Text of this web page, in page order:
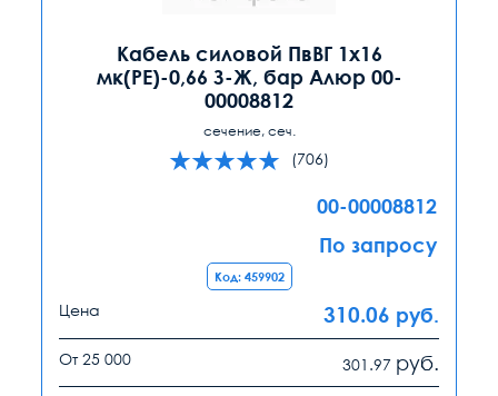
Кабель силовой ПвВГ 1х16
мк(PE)-0,66 З-Ж, бар Алюр 00-
00008812
сечение, сеч.
(706)
00-00008812
По запросу
Код: 459902
Цена 310.06 руб.
От 25 000 301.97 руб.